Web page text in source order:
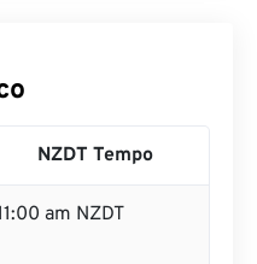
NZDT Tempo
am NZDT